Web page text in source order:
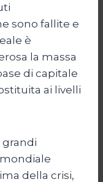
sono fallite e
è
la massa
di capitale
ai livelli
grandi
della crisi,